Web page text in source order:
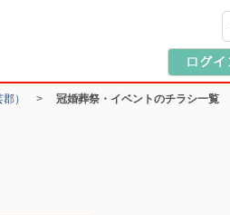
） > 冠婚葬祭・イベントのチラシ一覧